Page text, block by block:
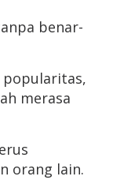
benar-
popularitas,
merasa
orang lain.